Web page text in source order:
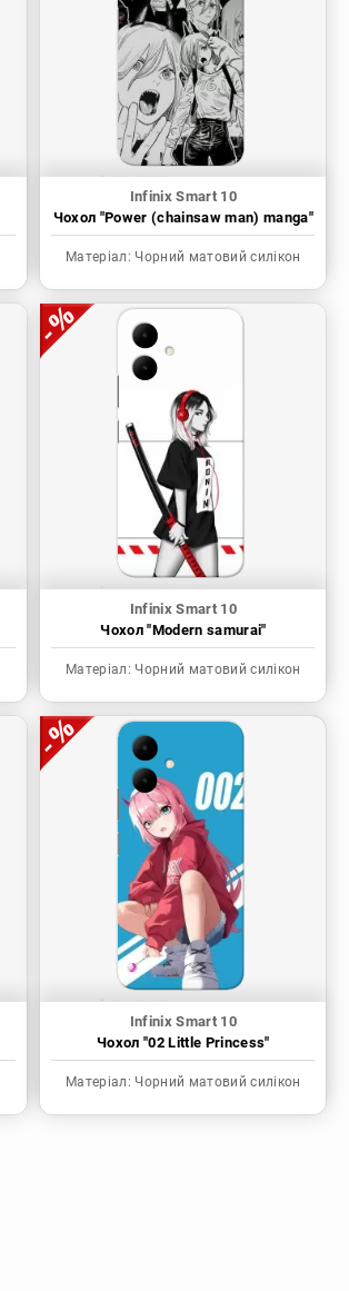
Infinix Smart 10
Чохол "Power (chainsaw man) manga"
Матеріал: Чорний матовий силікон
Infinix Smart 10
Чохол "Modern samurai"
Матеріал: Чорний матовий силікон
Infinix Smart 10
Чохол "02 Little Princess"
Матеріал: Чорний матовий силікон